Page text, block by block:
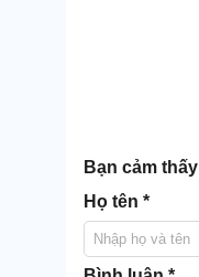
Bạn cảm
Họ tên *